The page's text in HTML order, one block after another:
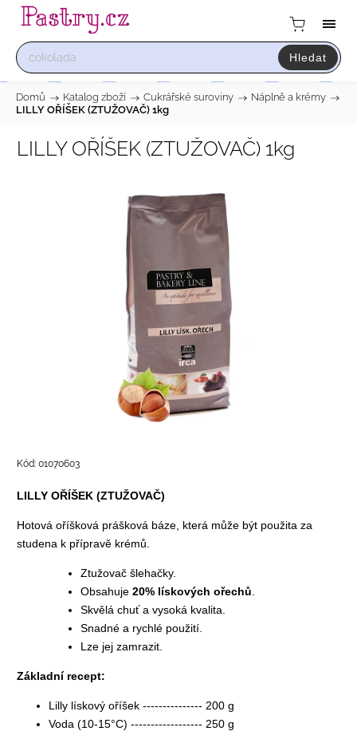
Hledat
Domů / Katalog zboží / Cukrářské suroviny / Náplně a krémy /
LILLY OŘÍŠEK (ZTUŽOVAČ) 1kg
LILLY OŘÍŠEK (ZTUŽOVAČ) 1kg
Kód: 01070603
LILLY OŘÍŠEK (ZTUŽOVAČ)
Hotová oříšková prášková báze, která může být použita za
studena k přípravě krémů.
Ztužovač šlehačky.
Obsahuje 20% lískových ořechů
Skvělá chuť a vysoká kvalita.
Snadné a rychlé použití.
Lze jej zamrazit.
Základní recept:
Lilly lískový oříšek --------------- 200 g
Voda (10-15°C) ------------------ 250 g